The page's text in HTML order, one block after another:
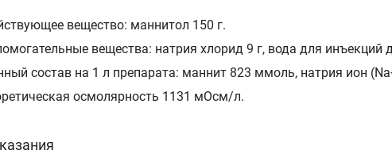
вещество: маннитол 150 г.
вещества: натрия хлорид 9 г, вода для инъекций
состав на 1 л препарата: маннит 823 ммоль, натрия ион
осмолярность 1131 мОсм/л.